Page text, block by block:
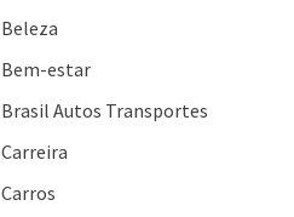
Beleza
Bem-estar
Brasil Autos Transportes
Carreira
Carros